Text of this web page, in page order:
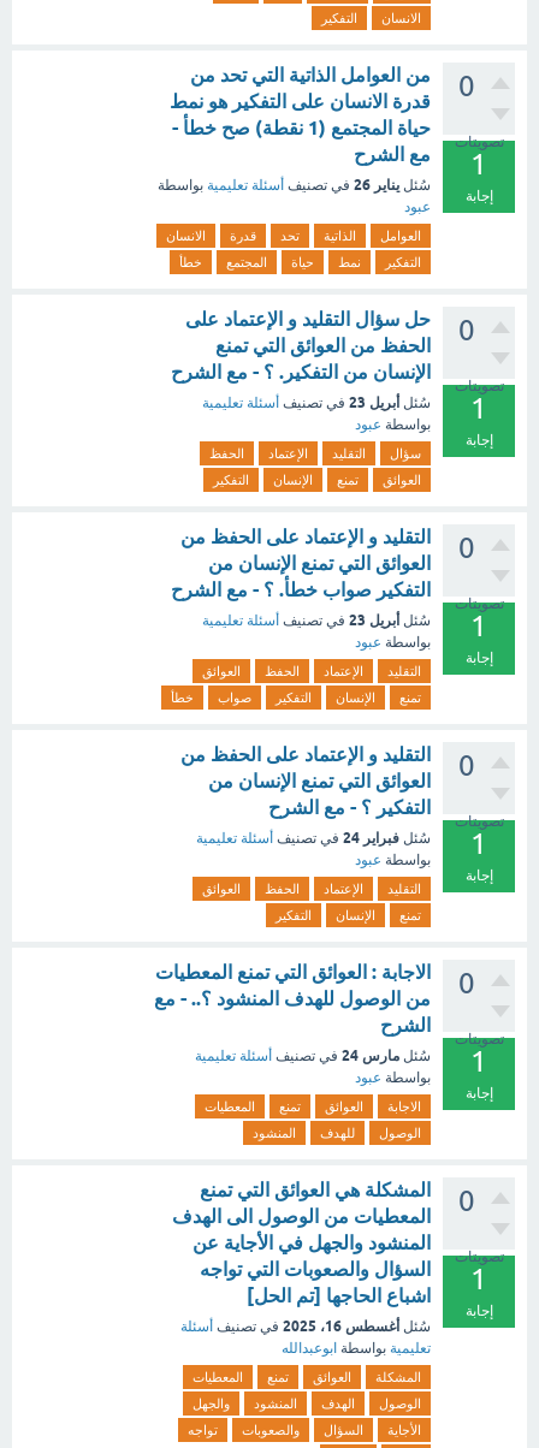
الانسان
التفكير
0
تصويتات
1
إجابة
من العوامل الذاتية التي تحد من
قدرة الانسان على التفكير هو نمط
حياة المجتمع (1 نقطة) صح خطأ -
مع الشرح
سُئل يناير 26 في تصنيف أسئلة تعليمية بواسطة
عبود
العوامل الذاتية تحد قدرة
الانسان
التفكير
نمط حياة المجتمع خطأ
0
تصويتات
1
إجابة
حل سؤال التقليد و الإعتماد على
الحفظ من العوائق التي تمنع
الإنسان من التفكير. ؟ - مع الشرح
سُئل أبريل 23 في تصنيف أسئلة تعليمية
بواسطة عبود
سؤال التقليد الإعتماد
الحفظ
العوائق
تمنع الإنسان التفكير
0
تصويتات
1
إجابة
التقليد و الإعتماد على الحفظ من
العوائق التي تمنع الإنسان من
التفكير صواب خطأ. ؟ - مع الشرح
سُئل أبريل 23 في تصنيف أسئلة تعليمية
بواسطة عبود
التقليد الإعتماد الحفظ
العوائق
تمنع
الإنسان التفكير صواب خطأ
0
تصويتات
1
إجابة
التقليد و الإعتماد على الحفظ من
العوائق التي تمنع الإنسان من
التفكير ؟ - مع الشرح
سُئل فبراير 24 في تصنيف أسئلة تعليمية
بواسطة عبود
التقليد الإعتماد الحفظ
العوائق
تمنع
الإنسان التفكير
0
تصويتات
1
إجابة
الاجابة : العوائق التي تمنع المعطيات
من الوصول للهدف المنشود ؟.. - مع
الشرح
سُئل مارس 24 في تصنيف أسئلة تعليمية
بواسطة عبود
الاجابة العوائق تمنع
المعطيات
الوصول
للهدف المنشود
0
تصويتات
1
إجابة
المشكلة هي العوائق التي تمنع
المعطيات من الوصول الى الهدف
المنشود والجهل في الأجاية عن
السؤال والصعوبات التي تواجه
اشباع الحاجها [تم الحل]
سُئل أغسطس 16، 2025 في تصنيف أسئلة
تعليمية بواسطة ابوعبدالله
المشكلة العوائق تمنع
المعطيات
الوصول
الهدف المنشود
والجهل
الأجاية
السؤال والصعوبات تواجه